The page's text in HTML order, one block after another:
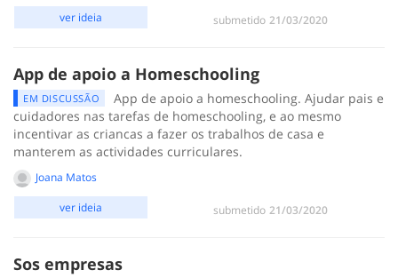
submetido ‎21/03/2020
ver ideia
App de apoio a Homeschooling
EM DISCUSSÃO
App de apoio a homeschooling. Ajudar pais e
cuidadores nas tarefas de homeschooling, e ao mesmo
incentivar as criancas a fazer os trabalhos de casa e
manterem as actividades curriculares.
Joana Matos
submetido ‎21/03/2020
ver ideia
Sos empresas